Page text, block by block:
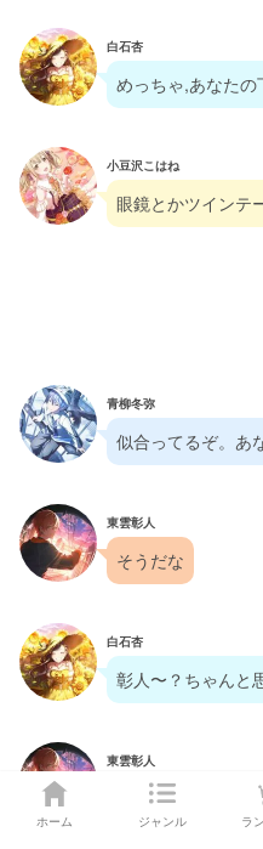
ホーム ジャンル ラ
白石杏
めっちゃ,あなたの
小豆沢こはね
眼鏡とかツインテ
青柳冬弥
似合ってるぞ。あ
東雲彰人
そうだな
白石杏
彰人〜？ちゃんと
東雲彰人
…ッチ